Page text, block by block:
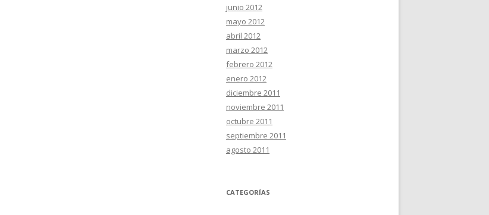
junio 2012
mayo 2012
abril 2012
marzo 2012
febrero 2012
enero 2012
diciembre 2011
noviembre 2011
octubre 2011
septiembre 2011
agosto 2011
CATEGORÍAS